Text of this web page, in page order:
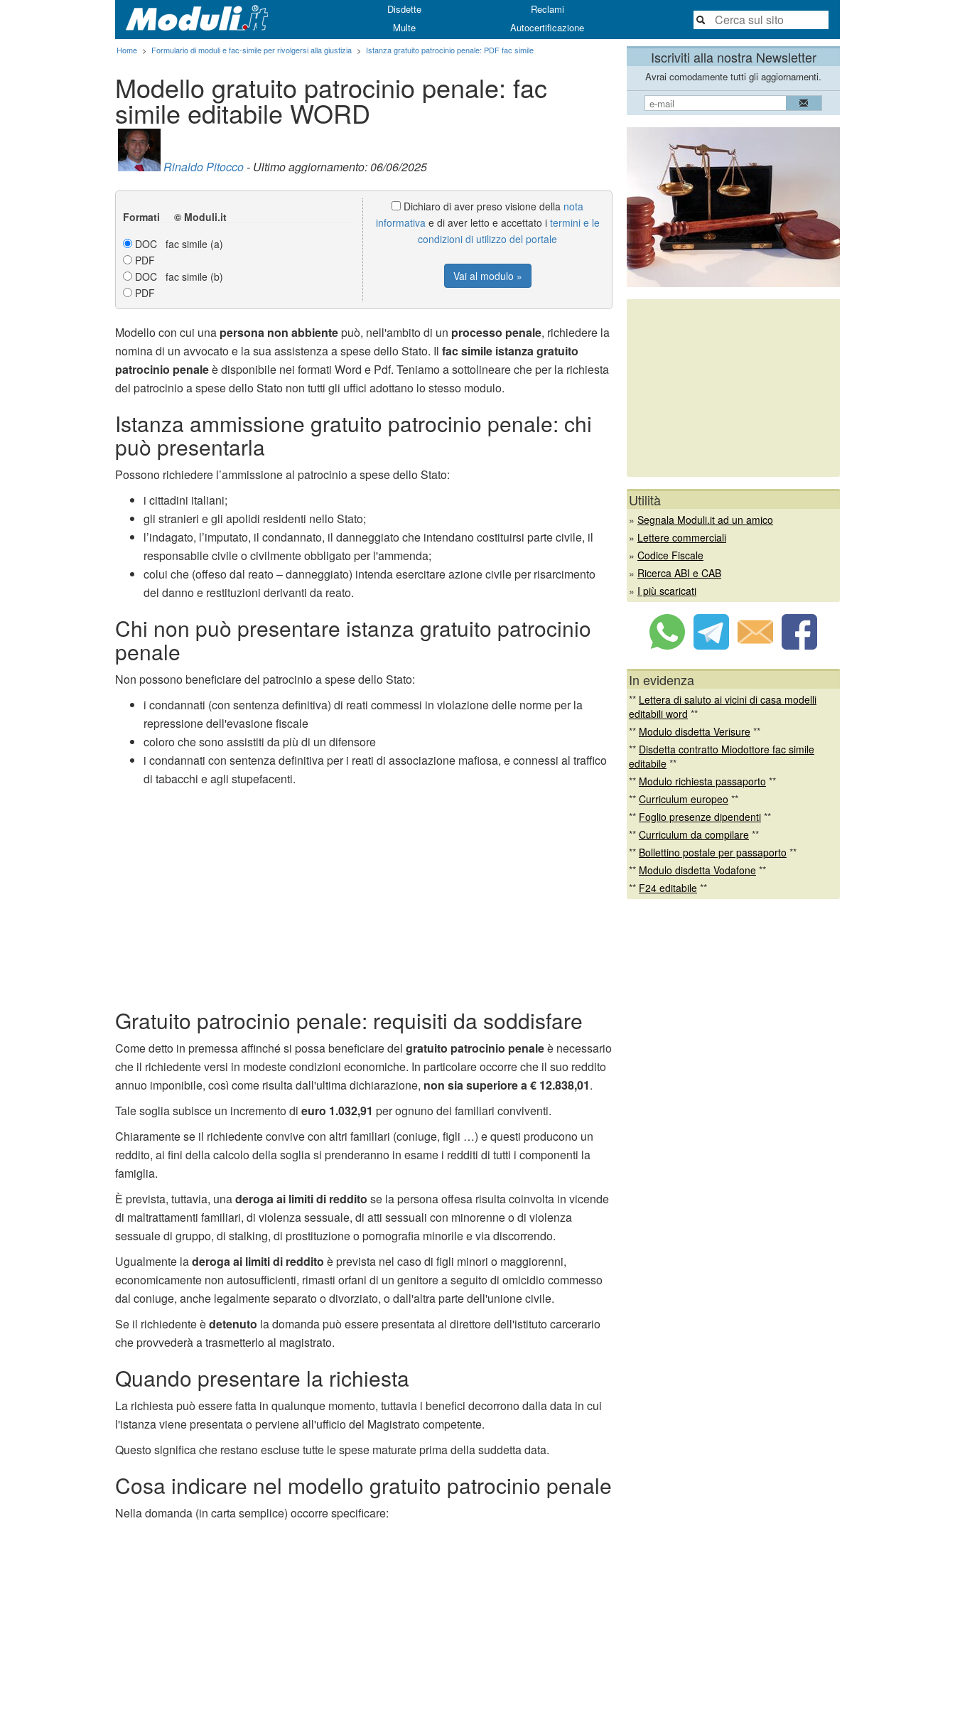
Disdette
Reclami
Multe
Autocertificazione
Home > Formulario di moduli e fac-simile per rivolgersi alla giustizia > Istanza gratuito patrocinio penale: PDF fac simile
Modello gratuito patrocinio penale: fac
simile editabile WORD
Rinaldo Pitocco- Ultimo aggiornamento: 06/06/2025
Formati © Moduli.it
DOC fac simile (a)
PDF
DOC fac simile (b)
PDF
Dichiaro di aver preso visione della nota
informativa e di aver letto e accettato i termini e le
condizioni di utilizzo del portale
Vai al modulo »
Modello con cui una persona non abbientepuò, nell'ambito di un processo penale, richiedere la
nomina di un avvocato e la sua assistenza a spese dello Stato. Il fac simile istanza gratuito
patrocinio penaleè disponibile nei formati Word e Pdf. Teniamo a sottolineare che per la richiesta
del patrocinio a spese dello Stato non tutti gli uffici adottano lo stesso modulo.
Istanza ammissione gratuito patrocinio penale: chi
può presentarla
Possono richiedere l’ammissione al patrocinio a spese dello Stato:
i cittadini italiani;
gli stranieri e gli apolidi residenti nello Stato;
l’indagato, l’imputato, il condannato, il danneggiato che intendano costituirsi parte civile, il
responsabile civile o civilmente obbligato per l'ammenda;
colui che (offeso dal reato – danneggiato) intenda esercitare azione civile per risarcimento
del danno e restituzioni derivanti da reato.
Chi non può presentare istanza gratuito patrocinio
penale
Non possono beneficiare del patrocinio a spese dello Stato:
i condannati (con sentenza definitiva) di reati commessi in violazione delle norme per la
repressione dell'evasione fiscale
coloro che sono assistiti da più di un difensore
i condannati con sentenza definitiva per i reati di associazione mafiosa, e connessi al traffico
di tabacchi e agli stupefacenti.
Gratuito patrocinio penale: requisiti da soddisfare
Come detto in premessa affinché si possa beneficiare del gratuito patrocinio penaleè necessario
che il richiedente versi in modeste condizioni economiche. In particolare occorre che il suo reddito
annuo imponibile, così come risulta dall'ultima dichiarazione, non sia superiore a € 12.838,01.
Tale soglia subisce un incremento di euro 1.032,91 per ognuno dei familiari conviventi.
Chiaramente se il richiedente convive con altri familiari (coniuge, figli …) e questi producono un
reddito, ai fini della calcolo della soglia si prenderanno in esame i redditi di tutti i componenti la
famiglia.
È prevista, tuttavia, unaderoga ai limiti di reddito se la persona offesa risulta coinvolta in vicende
di maltrattamenti familiari, di violenza sessuale, di atti sessuali con minorenne o di violenza
sessuale di gruppo, di stalking, di prostituzione o pornografia minorile e via discorrendo.
Ugualmente laderoga ai limiti di reddito è prevista nel caso di figli minori o maggiorenni,
economicamente non autosufficienti, rimasti orfani di un genitore a seguito di omicidio commesso
dal coniuge, anche legalmente separato o divorziato, o dall'altra parte dell'unione civile.
Se il richiedente èdetenuto la domanda può essere presentata al direttore dell'istituto carcerario
che provvederà a trasmetterlo al magistrato.
Quando presentare la richiesta
La richiesta può essere fatta in qualunque momento, tuttavia i benefici decorrono dalla data in cui
l'istanza viene presentata o perviene all'ufficio del Magistrato competente.
Questo significa che restano escluse tutte le spese maturate prima della suddetta data.
Cosa indicare nel modello gratuito patrocinio penale
Nella domanda (in carta semplice) occorre specificare:
Iscriviti alla nostra Newsletter
Avrai comodamente tutti gli aggiornamenti.
Utilità
» Segnala Moduli.it ad un amico
» Lettere commerciali
» Codice Fiscale
» Ricerca ABI e CAB
» I più scaricati
In evidenza
** Lettera di saluto ai vicini di casa modelli
editabili word **
** Modulo disdetta Verisure **
** Disdetta contratto Miodottore fac simile
editabile **
** Modulo richiesta passaporto **
** Curriculum europeo **
** Foglio presenze dipendenti **
** Curriculum da compilare **
** Bollettino postale per passaporto **
** Modulo disdetta Vodafone **
** F24 editabile **